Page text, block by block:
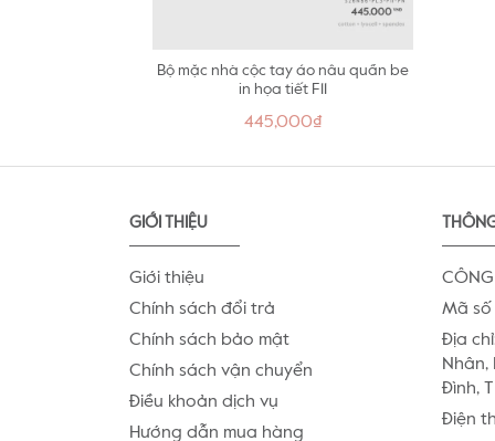
Bộ mặc nhà cộc tay áo nâu quần be
in họa tiết F11
445,000₫
GIỚI THIỆU
Giới thiệu
Chính sách đổi trả
Chính sách bảo mật
Chính sách vận chuyển
Điều khoản dịch vụ
Hướng dẫn mua hàng
Mã số
Địa
Nhân,
Đình,
Điện